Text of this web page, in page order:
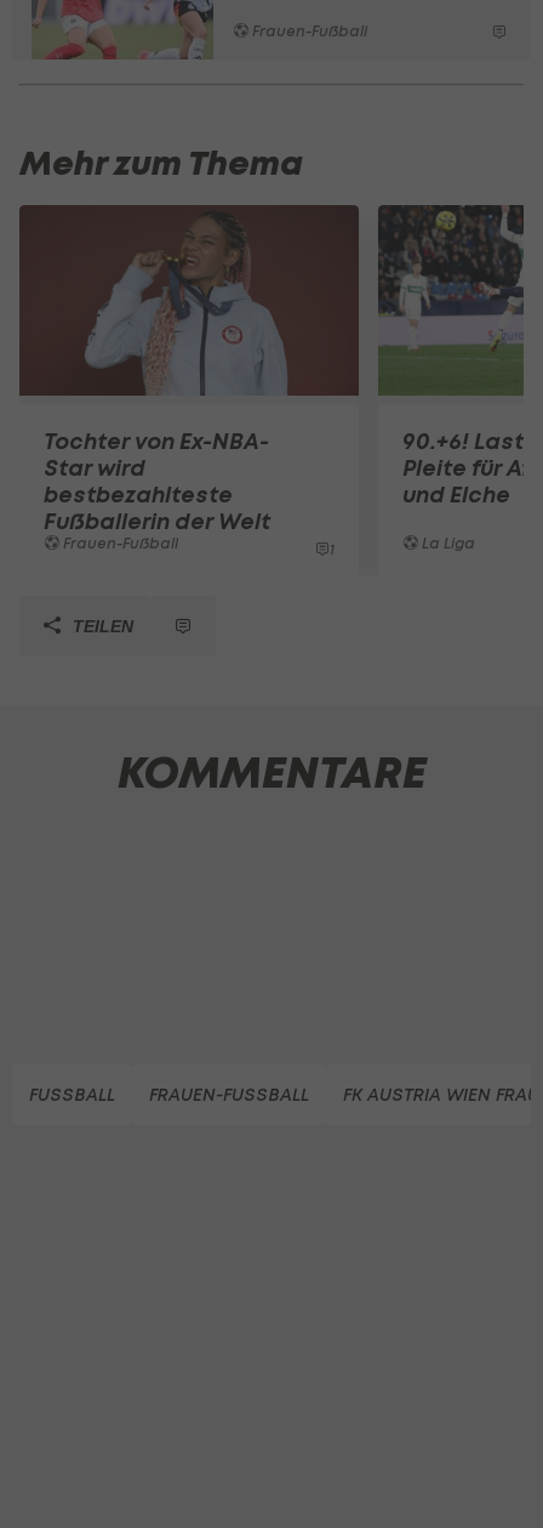
Frauen-Fußball
Mehr zum Thema
Tochter von Ex-NBA-
Star wird
bestbezahlteste
Fußballerin der Welt
Frauen-Fußball 1
90.+6!
Pleite für
und Elche
La Liga
TEILEN
KOMMENTARE
FUSSBALL FRAUEN-FUSSBALL FK AUSTRIA WIEN